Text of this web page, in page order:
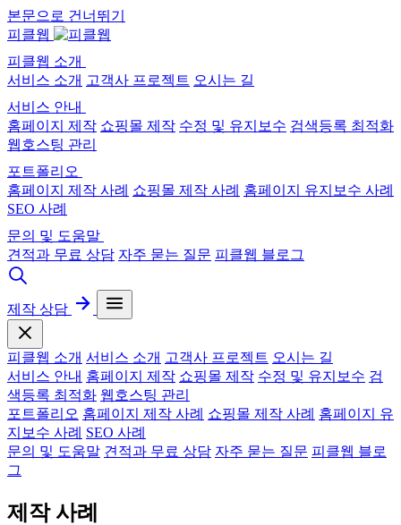
본문으로 건너뛰기
피클웹
피클웹 소개
서비스 소개 고객사 프로젝트 오시는 길
서비스 안내
홈페이지 제작 쇼핑몰 제작 수정 및 유지보수 검색등록 최적화
웹호스팅 관리
포트폴리오
홈페이지 제작 사례 쇼핑몰 제작 사례 홈페이지 유지보수 사례
SEO 사례
문의 및 도움말
견적과 무료 상담 자주 묻는 질문 피클웹 블로그
제작 상담
피클웹 소개 서비스 소개 고객사 프로젝트 오시는 길
서비스 안내 홈페이지 제작 쇼핑몰 제작 수정 및 유지보수 검
색등록 최적화 웹호스팅 관리
포트폴리오 홈페이지 제작 사례 쇼핑몰 제작 사례 홈페이지 유
지보수 사례 SEO 사례
문의 및 도움말 견적과 무료 상담 자주 묻는 질문 피클웹 블로
그
제작 사례